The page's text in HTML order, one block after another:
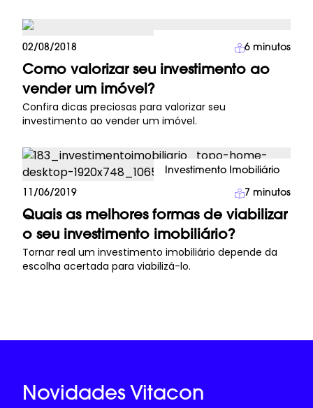
Investimento Imobiliário
02/08/2018 6 minutos
Como valorizar seu investimento ao
vender um imóvel?
Confira dicas preciosas para valorizar seu
investimento ao vender um imóvel.
Investimento Imobiliário
11/06/2019 7 minutos
Quais as melhores formas de viabilizar
o seu investimento imobiliário?
Tornar real um investimento imobiliário depende da
escolha acertada para viabilizá-lo.
Novidades Vitacon